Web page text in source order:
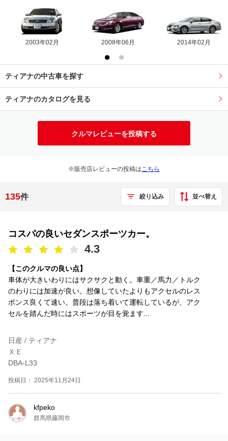
2003年02月 2008年06月 2014年02月
ティアナの中古車を探す
ティアナのカタログを見る
クルマレビューを投稿する
※販売店レビューの投稿はこちら
135件 絞り込み 並べ替え
コスパの良いセダンスポーツカー。
4.3
【このクルマの良い点】
車体が大きいわりにはサクサクと動く。車重／馬力／トルク
のわりには加速が良い。想像していたよりもアクセルのレス
ポンス良くて速い。普段は落ち着いて運転しているが、アク
セルを踏んだ時にはスポーツが目を覚ます...
日産 / ティアナ
ＸＥ
DBA-L33
投稿日： 2025年11月24日
kfpeko
群馬県藤岡市